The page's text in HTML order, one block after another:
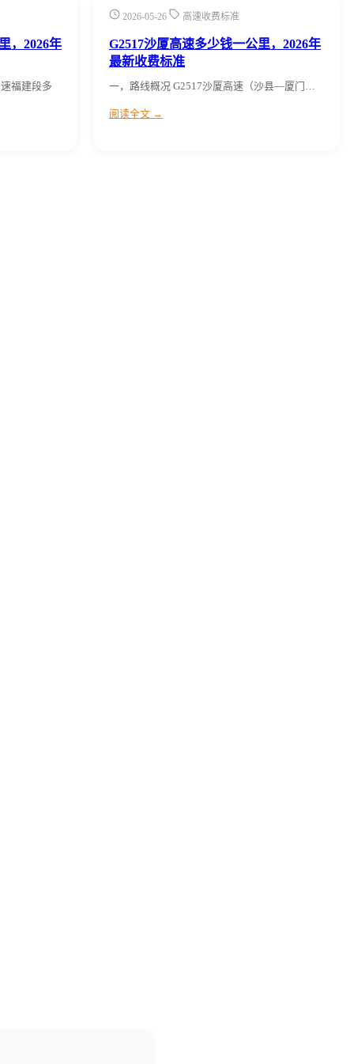
，2026年
福建段多
2026-05-26 高速收费标准
G2517沙厦高速多少钱一公里，2026年
最新收费标准
一，路线概况 G2517沙厦高速（沙县—厦门…
阅读全文 →